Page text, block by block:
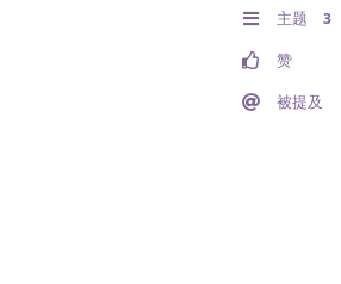
主题 3
赞
被提及